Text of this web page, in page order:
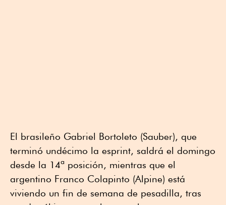
El brasileño Gabriel Bortoleto (Sauber), que
terminó undécimo la esprint, saldrá el domingo
desde la 14ª posición, mientras que el
argentino Franco Colapinto (Alpine) está
viviendo un fin de semana de pesadilla, tras